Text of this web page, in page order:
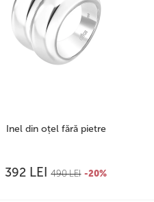
Inel din oțel fără pietre
392 LEI 490LEI -20%